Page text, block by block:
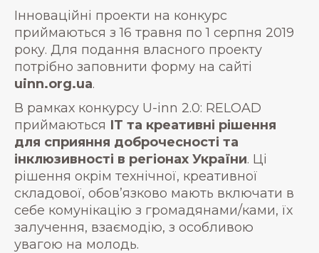
Інноваційні проекти на конкурс
приймаються з 16 травня по 1 серпня 2019
року. Для подання власного проекту
потрібно заповнити форму на сайті
uinn.org.ua.
В рамках конкурсу U-inn 2.0: RELOAD
приймаються ІТ та креативні рішення
для сприяння доброчесності та
інклюзивності в регіонах України. Ці
рішення окрім технічної, креативної
складової, обов’язково мають включати в
себе комунікацію з громадянами/ками, їх
залучення, взаємодію, з особливою
увагою на молодь.